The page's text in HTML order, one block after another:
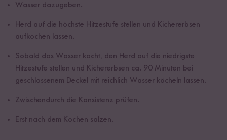
Wasser dazugeben.
Herd auf die höchste Hitzestufe stellen und Kichererbsen
aufkochen lassen.
Sobald das Wasser kocht, den Herd auf die niedrigste
Hitzestufe stellen und Kichererbsen ca. 90 Minuten bei
geschlossenem Deckel mit reichlich Wasser köcheln lassen.
Zwischendurch die Konsistenz prüfen.
Erst nach dem Kochen salzen.